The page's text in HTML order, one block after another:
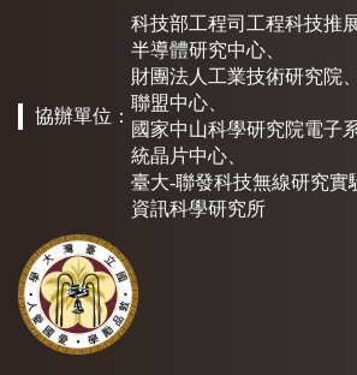
協辦單位：
科技部工程司工程科技推
半導體研究中心
財團法人工業技術研究院
聯盟中心
國家中山科學研究院電子
統晶片中心
臺大-聯發科技無線研究實
資訊科學研究所